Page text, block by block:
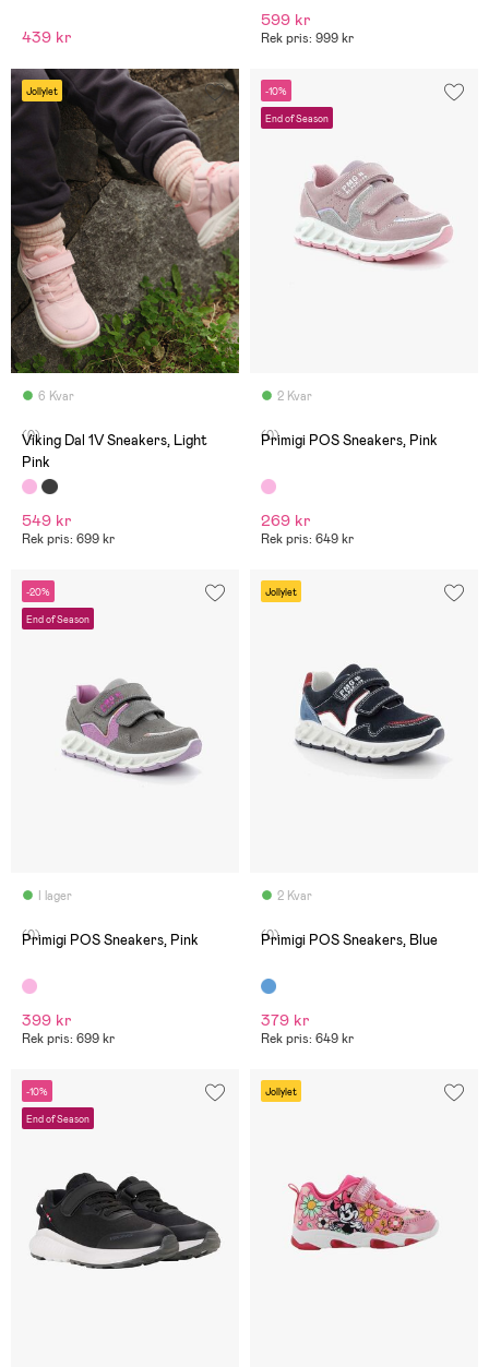
439 kr
599 kr
Rek pris: 999 kr
Jollylet
6 Kvar
(0)
Viking Dal 1V Sneakers, Light
Pink
549 kr
Rek pris: 699 kr
-10%
End of Season
2 Kvar
(0)
Primigi POS Sneakers, Pink
269 kr
Rek pris: 649 kr
-20%
End of Season
I lager
(0)
Primigi POS Sneakers, Pink
399 kr
Rek pris: 699 kr
Jollylet
2 Kvar
(0)
Primigi POS Sneakers, Blue
379 kr
Rek pris: 649 kr
-10%
End of Season
Jollylet